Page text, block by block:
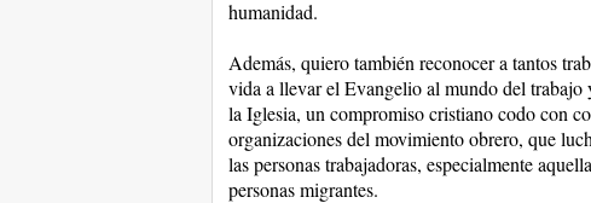
humanidad.
Además, quiero también reconocer a tantos
vida a llevar el Evangelio al mundo del
la Iglesia, un compromiso cristiano codo con
organizaciones del movimiento obrero, que
las personas trabajadoras, especialmente
personas migrantes.